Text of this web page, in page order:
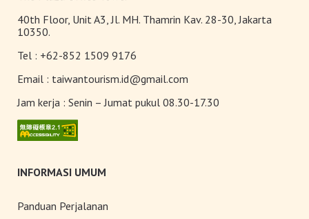
Pameran Anggrek Internasional
Taiwan dan Teknologi
dengan Keindahan yang Mekar
40th Floor, Unit A3, Jl. MH. Thamrin Kav. 28-30, Jakarta
10350.
Tel : +62-852 1509 9176
Email : taiwantourism.id@gmail.com
Jam kerja : Senin – Jumat pukul 08.30-17.30
INFORMASI UMUM
Panduan Perjalanan